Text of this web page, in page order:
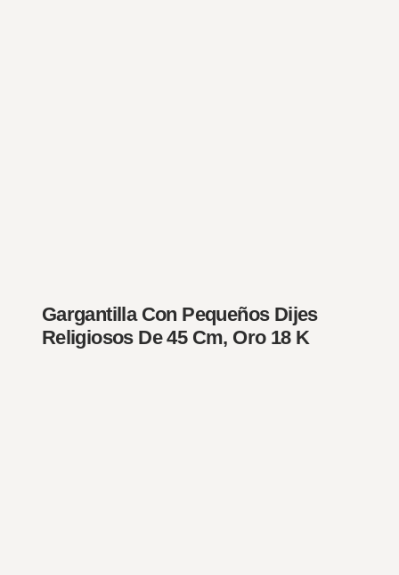
Gargantilla Con Pequeños Dijes
Religiosos De 45 Cm, Oro 18 K